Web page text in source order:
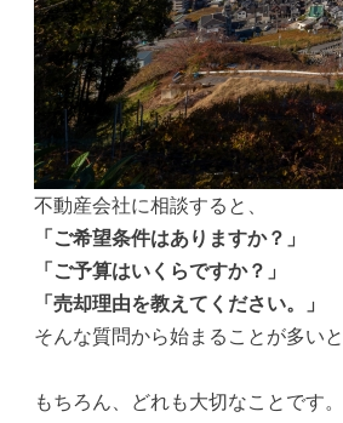
不動産会社に相談すると、
「ご希望条件はありますか？」
「ご予算はいくらですか？」
「売却理由を教えてください。」
そんな質問から始まることが多いと
もちろん、どれも大切なことです。